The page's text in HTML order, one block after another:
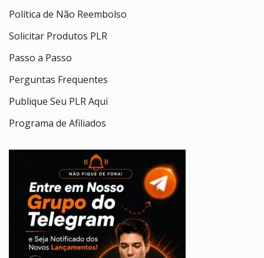
Política de Não Reembolso
Solicitar Produtos PLR
Passo a Passo
Perguntas Frequentes
Publique Seu PLR Aqui
Programa de Afiliados